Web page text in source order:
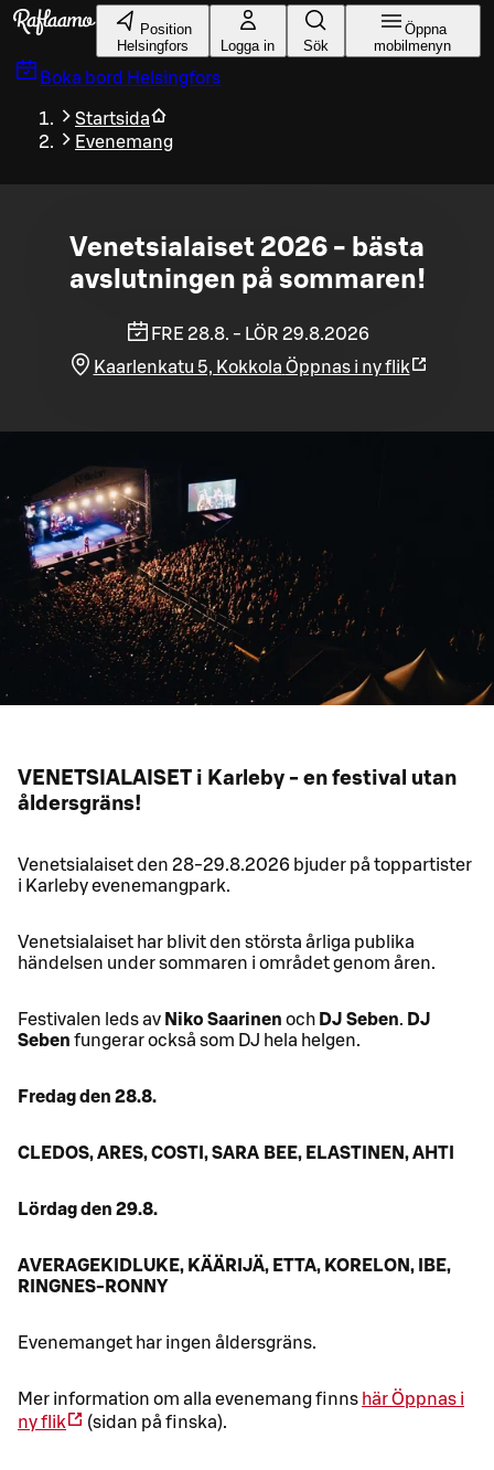
Gå till huvudinnehållet
Position
Helsingfors
Logga in Sök
Öppna
mobilmenyn
Boka bord Helsingfors
Startsida
Evenemang
Venetsialaiset 2026 - bästa
avslutningen på sommaren!
FRE 28.8. - LÖR 29.8.2026
Kaarlenkatu 5, Kokkola Öppnas i ny flik
VENETSIALAISET i Karleby - en festival utan
åldersgräns!
Venetsialaiset den 28-29.8.2026 bjuder på toppartister
i Karleby evenemangpark.
Venetsialaiset har blivit den största årliga publika
händelsen under sommaren i området genom åren.
Festivalen leds av Niko Saarinen och DJ Seben. DJ
Seben fungerar också som DJ hela helgen.
Fredag den 28.8.
CLEDOS, ARES, COSTI, SARA BEE, ELASTINEN, AHTI
Lördag den 29.8.
AVERAGEKIDLUKE, KÄÄRIJÄ, ETTA, KORELON, IBE,
RINGNES-RONNY
Evenemanget har ingen åldersgräns.
Mer information om alla evenemang finns härÖppnas i
ny flik
(sidan på finska).